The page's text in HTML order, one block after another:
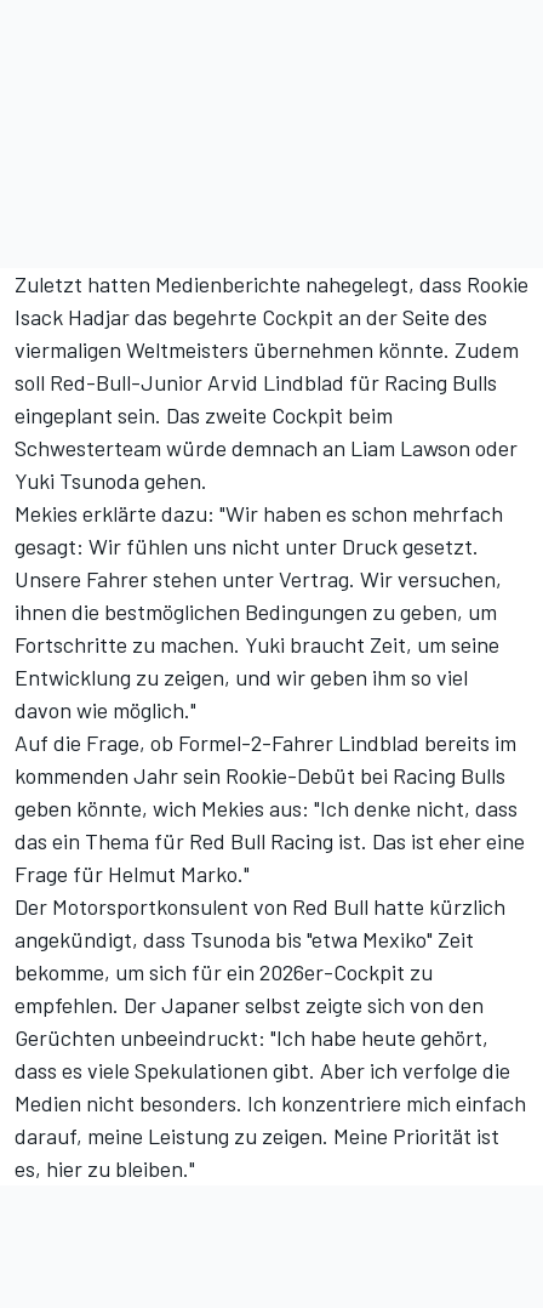
Zuletzt hatten Medienberichte nahegelegt, dass Rookie
Isack Hadjardas begehrte Cockpit an der Seite des
viermaligen Weltmeisters übernehmen könnte. Zudem
soll Red-Bull-Junior Arvid Lindblad für Racing Bulls
eingeplant sein. Das zweite Cockpit beim
Schwesterteam würde demnach an Liam Lawson oder
Yuki Tsunoda gehen.
Mekies erklärte dazu: "Wir haben es schon mehrfach
gesagt: Wir fühlen uns nicht unter Druck gesetzt.
Unsere Fahrer stehen unter Vertrag. Wir versuchen,
ihnen die bestmöglichen Bedingungen zu geben, um
Fortschritte zu machen. Yuki braucht Zeit, um seine
Entwicklung zu zeigen, und wir geben ihm so viel
davon wie möglich."
Auf die Frage, ob Formel-2-Fahrer Lindblad bereits im
kommenden Jahr sein Rookie-Debüt bei Racing Bulls
geben könnte, wich Mekies aus: "Ich denke nicht, dass
das ein Thema für Red Bull Racing ist. Das ist eher eine
Frage für Helmut Marko."
Der Motorsportkonsulent von Red Bull hatte kürzlich
angekündigt, dass Tsunoda bis "etwa Mexiko" Zeit
bekomme, um sich für ein 2026er-Cockpit zu
empfehlen. Der Japaner selbst zeigte sich von den
Gerüchten unbeeindruckt: "Ich habe heute gehört,
dass es viele Spekulationen gibt. Aber ich verfolge die
Medien nicht besonders. Ich konzentriere mich einfach
darauf, meine Leistung zu zeigen. Meine Priorität ist
es, hier zu bleiben."